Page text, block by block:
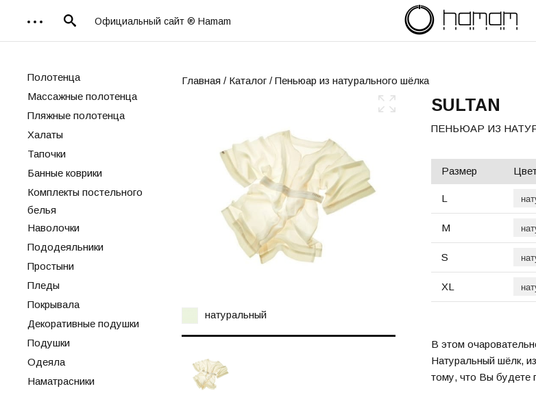
Официальный сайт ® Hamam
Полотенца
Массажные полотенца
Пляжные полотенца
Халаты
Тапочки
Банные коврики
Комплекты постельного
белья
Наволочки
Пододеяльники
Простыни
Пледы
Покрывала
Декоративные подушки
Подушки
Одеяла
Наматрасники
Главная / Каталог / Пеньюар из натурального шёлка
SULTAN
ПЕНЬЮАР ИЗ
натуральный
Размер
L
M
S
XL
В этом
Натуральный шёлк,
тому, что Вы будете